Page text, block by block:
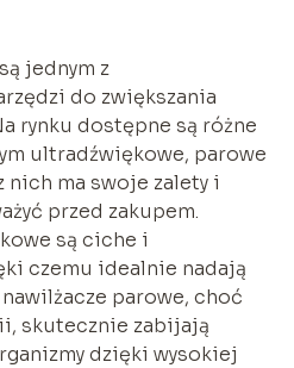
jednym z
do zwiększania
rynku dostępne są różne
ultradźwiękowe, parowe
nich ma swoje zalety i
przed zakupem.
są ciche i
czemu idealnie nadają
parowe, choć
skutecznie zabijają
dzięki wysokiej